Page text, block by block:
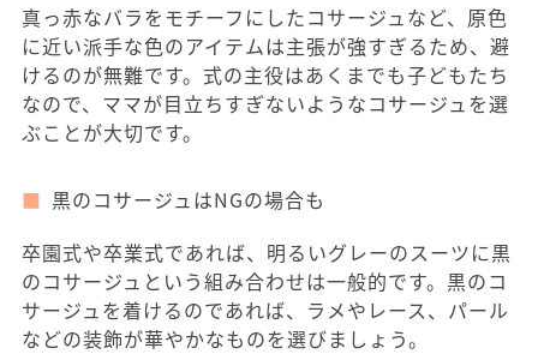
真っ赤なバラをモチーフにしたコサージュなど、原色
に近い派手な色のアイテムは主張が強すぎるため、避
けるのが無難です。式の主役はあくまでも子どもたち
なので、ママが目立ちすぎないようなコサージュを選
ぶことが大切です。
黒のコサージュはNGの場合も
卒園式や卒業式であれば、明るいグレーのスーツに黒
のコサージュという組み合わせは一般的です。黒のコ
サージュを着けるのであれば、ラメやレース、パール
などの装飾が華やかなものを選びましょう。